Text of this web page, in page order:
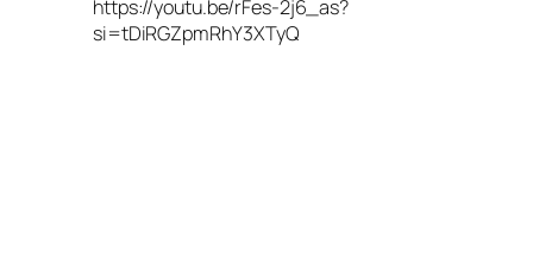
https://youtu.be/rFes-2j6_as?
si=tDiRGZpmRhY3XTyQ